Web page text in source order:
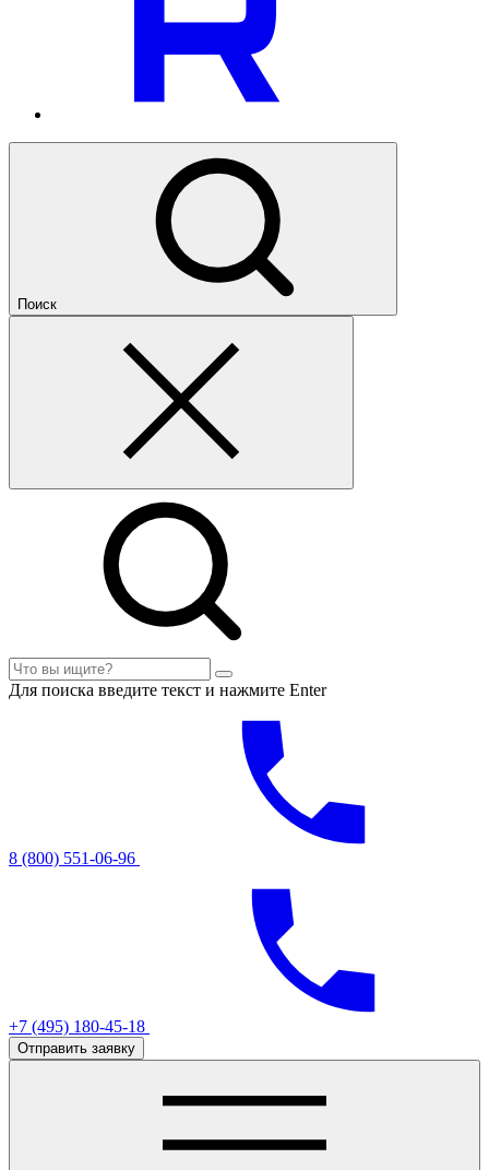
Поиск
Для поиска введите текст и нажмите Enter
8 (800) 551-06-96
+7 (495) 180-45-18
Отправить заявку